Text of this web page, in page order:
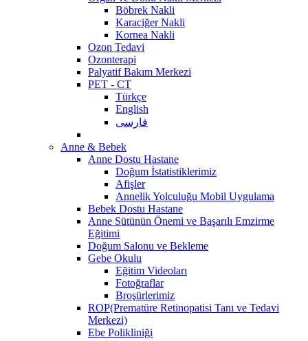
Böbrek Nakli
Karaciğer Nakli
Kornea Nakli
Ozon Tedavi
Ozonterapi
Palyatif Bakım Merkezi
PET - CT
Türkçe
English
فارسی
Anne & Bebek
Anne Dostu Hastane
Doğum İstatistiklerimiz
Afişler
Annelik Yolculuğu Mobil Uygulama
Bebek Dostu Hastane
Anne Sütünün Önemi ve Başarılı Emzirme
Eğitimi
Doğum Salonu ve Bekleme
Gebe Okulu
Eğitim Videoları
Fotoğraflar
Broşürlerimiz
ROP(Prematüre Retinopatisi Tanı ve Tedavi
Merkezi)
Ebe Polikliniği